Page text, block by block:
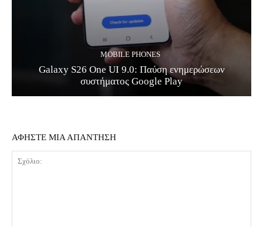
MOBILE PHONES
Galaxy S26 One UI 9.0: Παύση ενημερώσεων
συστήματος Google Play
ΑΦΗΣΤΕ ΜΙΑ ΑΠΑΝΤΗΣΗ